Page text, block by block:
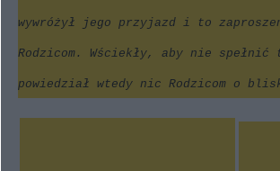
wywróżył jego przyjazd i to
Rodzicom. Wściekły, aby nie
powiedział wtedy nic Rodzicom o